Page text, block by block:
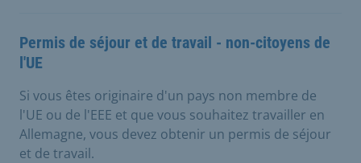
Permis de séjour et de travail - non-citoyens de
l'UE
Si vous êtes originaire d'un pays non membre de
l'UE ou de l'EEE et que vous souhaitez travailler en
Allemagne, vous devez obtenir un permis de séjour
et de travail.